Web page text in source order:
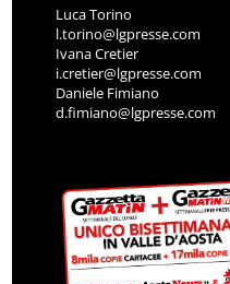
Luca Torino
l.torino@lgpresse.com
Ivana Cretier
i.cretier@lgpresse.com
Daniele Fimiano
d.fimiano@lgpresse.com